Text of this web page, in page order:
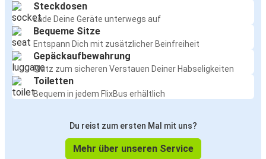
Steckdosen
Lade Deine Geräte unterwegs auf
Bequeme Sitze
Entspann Dich mit zusätzlicher Beinfreiheit
Gepäckaufbewahrung
Platz zum sicheren Verstauen Deiner Habseligkeiten
Toiletten
Bequem in jedem FlixBus erhältlich
Du reist zum ersten Mal mit uns?
Mehr über unseren Service